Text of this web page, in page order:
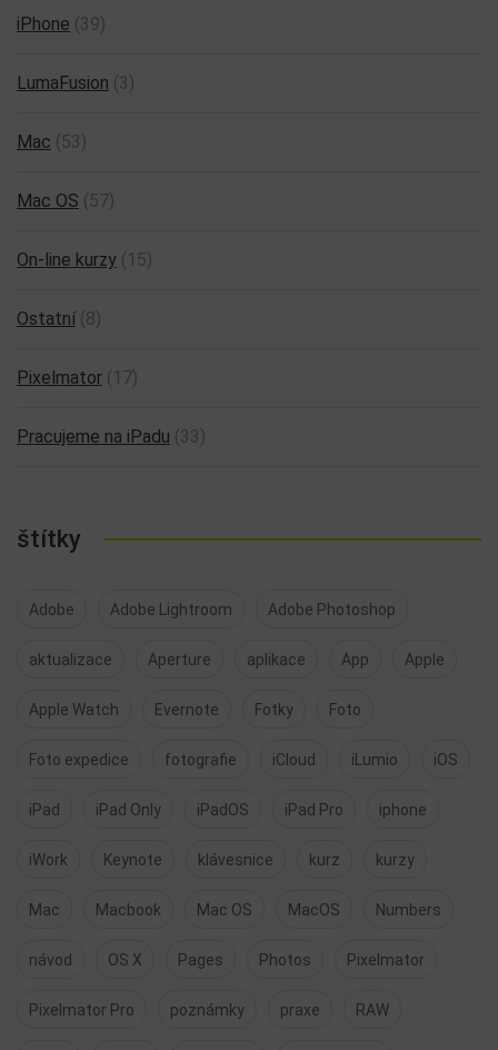
iPhone (39)
LumaFusion (3)
Mac (53)
Mac OS (57)
On-line kurzy (15)
Ostatní (8)
Pixelmator (17)
Pracujeme na iPadu (33)
štítky
Adobe Adobe Lightroom Adobe Photoshop
aktualizace Aperture aplikace App Apple
Apple Watch Evernote Fotky Foto
Foto expedice fotografie iCloud iLumio iOS
iPad iPad Only iPadOS iPad Pro iphone
iWork Keynote klávesnice kurz kurzy
Mac Macbook Mac OS MacOS Numbers
návod OS X Pages Photos Pixelmator
Pixelmator Pro poznámky praxe RAW